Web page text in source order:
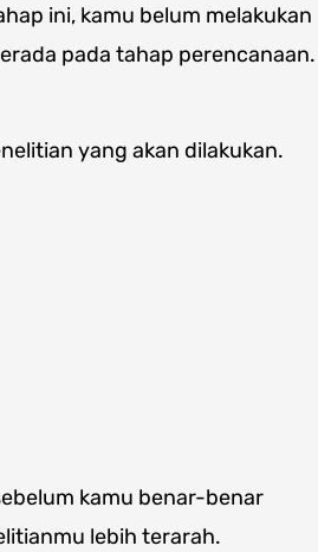
ini, kamu belum melakukan
pada tahap perencanaan.
yang akan dilakukan.
kamu benar-benar
lebih terarah.